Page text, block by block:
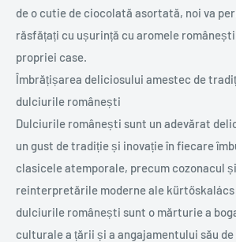
de o cutie de ciocolată asortată, noi va
răsfățați cu ușurință cu aromele
propriei case.
Îmbrățișarea deliciosului amestec de
dulciurile românești
Dulciurile românești sunt un adevărat
un gust de tradiție și inovație în fiecare
clasicele atemporale, precum cozonacul
reinterpretările moderne ale kürtőskalács
dulciurile românești sunt o mărturie a
culturale a țării și a angajamentului său de